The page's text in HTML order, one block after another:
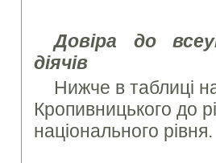
Довіра до
діячів
Нижче в таблиці
Кропивницького до
національного рівня.